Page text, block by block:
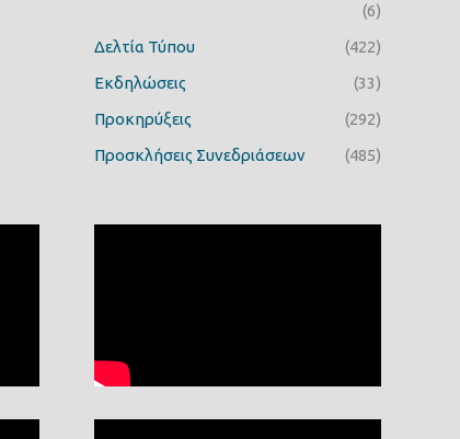
(6)
Δελτία Τύπου
(422)
Εκδηλώσεις
(33)
Προκηρύξεις
(292)
Προσκλήσεις Συνεδριάσεων
(485)